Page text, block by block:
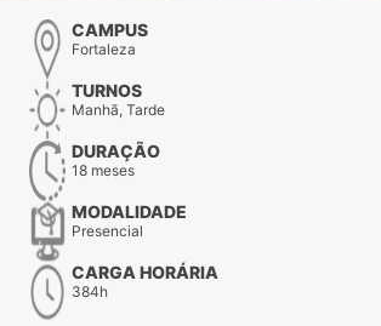
CAMPUS
Fortaleza
TURNOS
Manhã, Tarde
DURAÇÃO
18 meses
MODALIDADE
Presencial
CARGA HORÁRIA
384h